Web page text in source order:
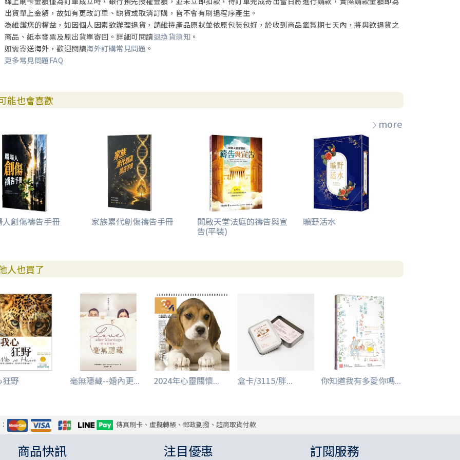
出貨單上金額，故如有更改訂單、缺貨或取消訂購，皆不會有刷退程序產生。
為維護您的權益，如因個人因素欲辦理退貨，請維持產品原狀並依原包裝包好，於收到商品鑑賞期七天內，將與欲退貨之
商品、紙本發票及原出貨單寄回。詳細可閱讀退換貨須知 。
如需寄送海外，歡迎閱讀海外訂購常見問題 。
更多常見問題FAQ
能也會喜歡
more
人創傷禱告手冊 家族累代創傷禱告手冊 開啟天堂法庭的禱告與宣
告(平裝)
曠野活水
人也買了
野 毫無隱藏--婚內更... 2024年心靈關懷... 盒卡/3115/胖... 你知道我有多愛你嗎...
傳真刷卡、虛擬轉帳、郵政劃撥、超商取貨付款
商品快訊 注目優惠 訂閱服務